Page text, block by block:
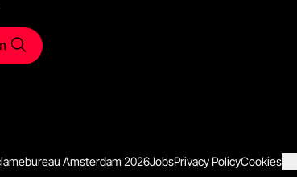
Amsterdam 2026JobsPrivacy PolicyCookies